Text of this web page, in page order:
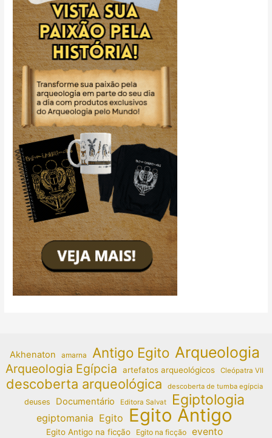
Akhenaton amarna Antigo Egito Arqueologia
Arqueologia Egípcia artefatos arqueológicos Cleópatra VII
descoberta arqueológica descoberta de tumba egípcia
deuses Documentário Editora Salvat Egiptologia
egiptomania Egito Egito Antigo
Egito Antigo na ficção Egito na ficção evento